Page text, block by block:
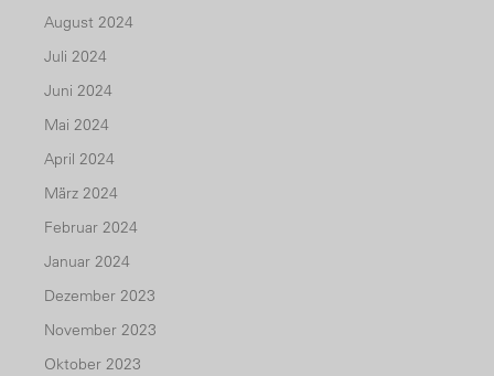
August 2024
Juli 2024
Juni 2024
Mai 2024
April 2024
März 2024
Februar 2024
Januar 2024
Dezember 2023
November 2023
Oktober 2023